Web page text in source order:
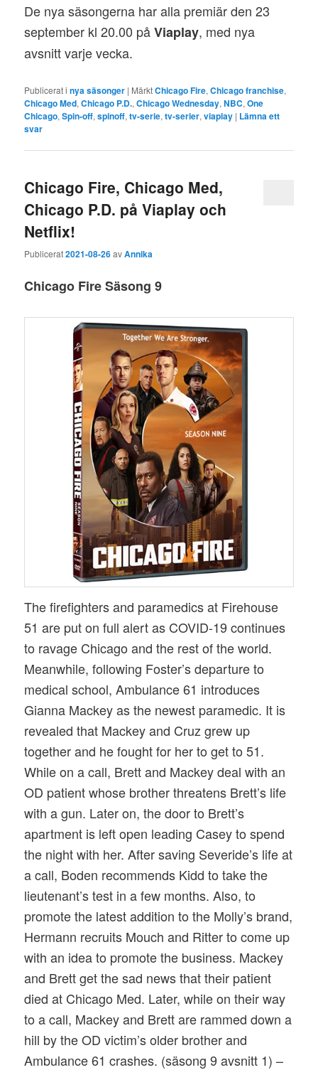
De nya säsongerna har alla premiär den 23
september kl 20.00 påViaplay, med nya
avsnitt varje vecka.
Publicerat i nya säsonger | MärktChicago Fire,Chicago franchise,
Chicago Med,Chicago P.D.,Chicago Wednesday,NBC,One
Chicago,Spin-off,spinoff,tv-serie,tv-serier,viaplay | Lämna ett
svar
Chicago Fire, Chicago Med,
Chicago P.D. på Viaplay och
Netflix!
Publicerat2021-08-26avAnnika
Chicago Fire Säsong 9
The firefighters and paramedics at Firehouse
51 are put on full alert as COVID-19 continues
to ravage Chicago and the rest of the world.
Meanwhile, following Foster’s departure to
medical school, Ambulance 61 introduces
Gianna Mackey as the newest paramedic. It is
revealed that Mackey and Cruz grew up
together and he fought for her to get to 51.
While on a call, Brett and Mackey deal with an
OD patient whose brother threatens Brett’s life
with a gun. Later on, the door to Brett’s
apartment is left open leading Casey to spend
the night with her. After saving Severide’s life at
a call, Boden recommends Kidd to take the
lieutenant’s test in a few months. Also, to
promote the latest addition to the Molly’s brand,
Hermann recruits Mouch and Ritter to come up
with an idea to promote the business. Mackey
and Brett get the sad news that their patient
died at Chicago Med. Later, while on their way
to a call, Mackey and Brett are rammed down a
hill by the OD victim’s older brother and
Ambulance 61 crashes. (säsong 9 avsnitt 1) –